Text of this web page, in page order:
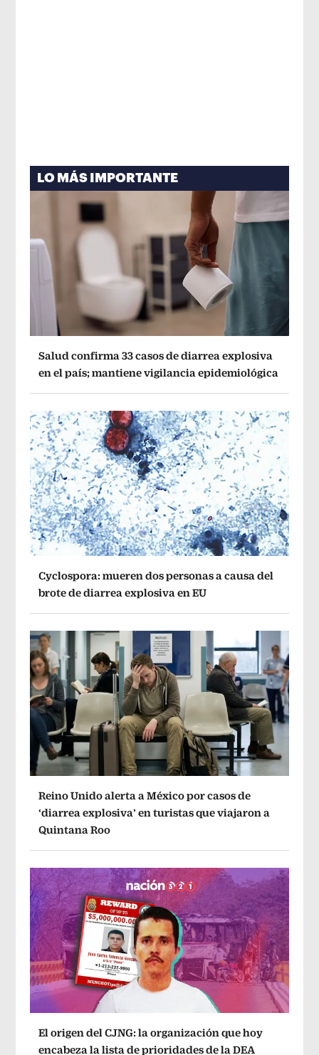
LO MÁS IMPORTANTE
Salud confirma 33 casos de diarrea explosiva
en el país; mantiene vigilancia epidemiológica
Cyclospora: mueren dos personas a causa del
brote de diarrea explosiva en EU
Reino Unido alerta a México por casos de
‘diarrea explosiva’ en turistas que viajaron a
Quintana Roo
El origen del CJNG: la organización que hoy
encabeza la lista de prioridades de la DEA